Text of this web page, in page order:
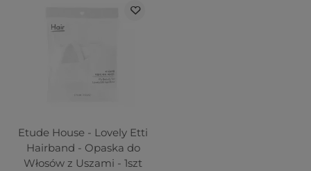
Etude House - Lovely Etti
Hairband - Opaska do
Włosów z Uszami - 1szt